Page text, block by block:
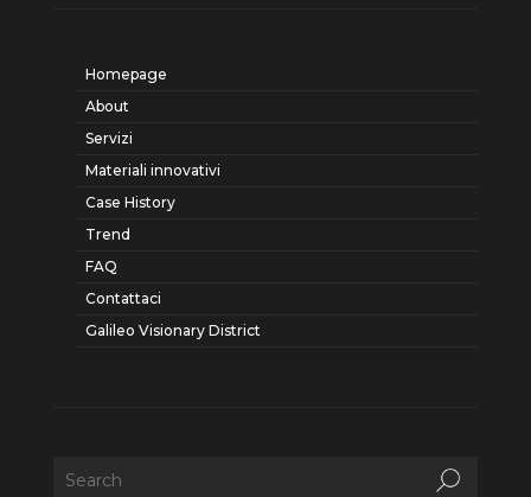
Homepage
About
Servizi
Materiali innovativi
Case History
Trend
FAQ
Contattaci
Galileo Visionary District